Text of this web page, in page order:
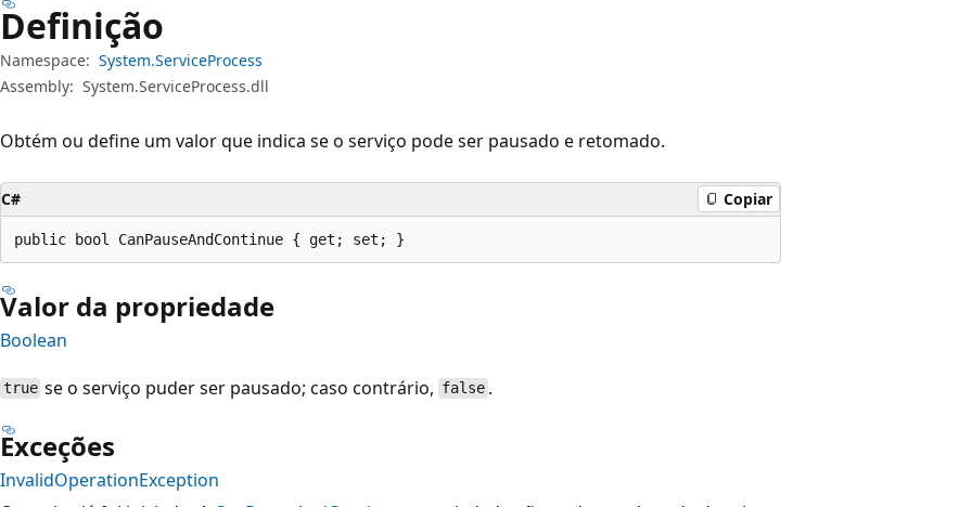
Definição
Namespace: System.ServiceProcess
Assembly: System.ServiceProcess.dll
Obtém ou define um valor que indica se o serviço pode ser pausado e retomado.
C# Copiar
public bool CanPauseAndContinue { get; set; }
Valor da propriedade
Boolean
true se o serviço puder ser pausado; caso contrário, false.
Exceções
InvalidOperationException